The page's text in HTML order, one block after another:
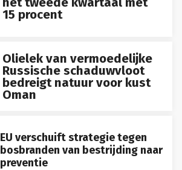
15 procent
Olielek van vermoedelijke
Russische schaduwvloot
bedreigt natuur voor kust
Oman
EU verschuift strategie tegen
bosbranden van bestrijding naar
preventie